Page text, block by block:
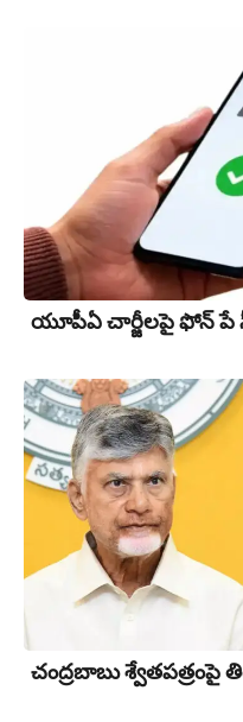
యూపీఏ చార్జీల‌పై ఫోన్ పే
చంద్రబాబు శ్వేతపత్రంపై